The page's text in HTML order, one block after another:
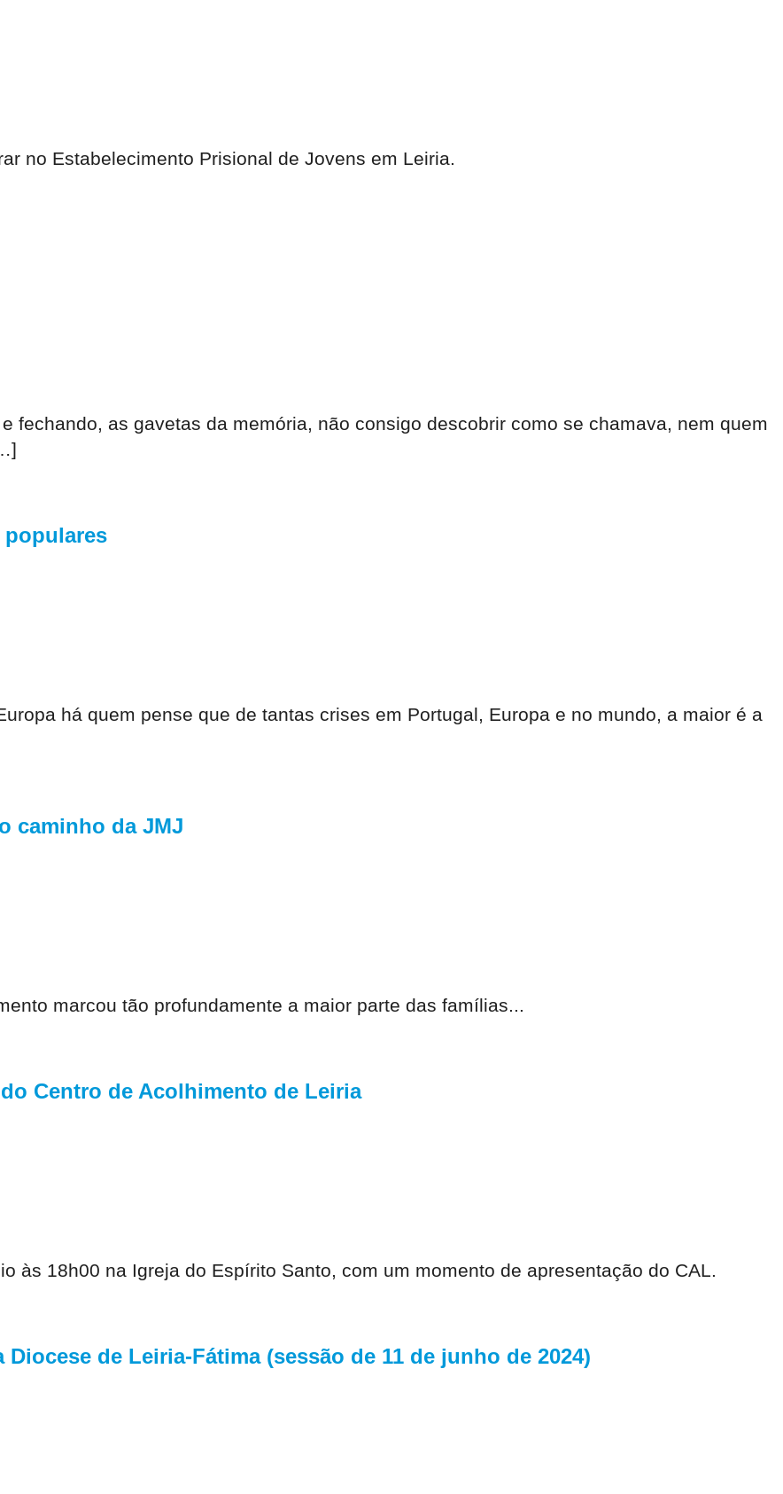
no Estabelecimento Prisional de Jovens em Leiria.
fechando, as gavetas da memória, não consigo descobrir como se chamava, nem quem
populares
há quem pense que de tantas crises em Portugal, Europa e no mundo, a maior é a
caminho da JMJ
marcou tão profundamente a maior parte das famílias...
Centro de Acolhimento de Leiria
às 18h00 na Igreja do Espírito Santo, com um momento de apresentação do CAL.
de Leiria-Fátima (sessão de 11 de junho de 2024)